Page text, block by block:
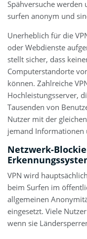
Spähversuche werden
surfen anonym und
Unerheblich für die
oder Webdienste
stellt sicher, dass
Computerstandorte
können. Zahlreiche
Hochleistungsserver,
Tausenden von
Nutzer mit der
jemand Informationen
Netzwerk-
VPN wird
beim Surfen im
allgemeinen
eingesetzt. Viele
wenn sie